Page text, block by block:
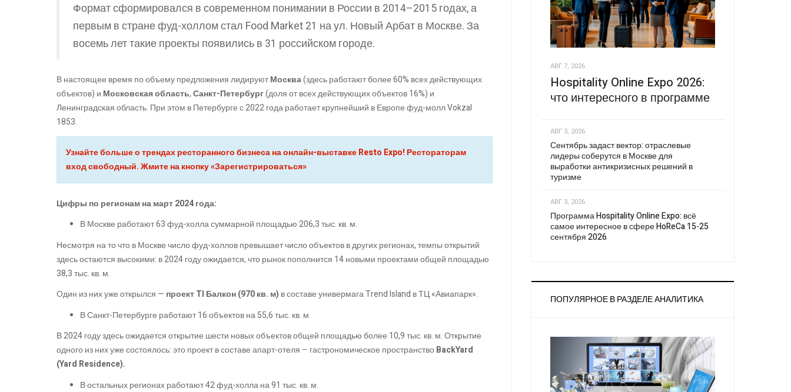
Формат сформировался в современном понимании в России в 2014–2015 годах, а
первым в стране фуд-холлом стал Food Market 21 на ул. Новый Арбат в Москве. За
восемь лет такие проекты появились в 31 российском городе.
В настоящее время по объему предложения лидируютМосква(здесь работают более 60% всех действующих
объектов) и Московская область,Санкт-Петербург(доля от всех действующих объектов 16%) и
Ленинградская область. При этом в Петербурге с 2022 года работает крупнейший в Европе фуд-молл Vokzal
1853.
Узнайте больше о трендах ресторанного бизнеса на онлайн-выставке Resto Expo! Рестораторам
вход свободный. Жмите на кнопку «Зарегистрироваться»
Цифры по регионам на март 2024 года:
В Москве работают 63 фуд-холла суммарной площадью 206,3 тыс. кв. м.
Несмотря на то что в Москве число фуд-холлов превышает число объектов в других регионах, темпы открытий
здесь остаются высокими: в 2024 году ожидается, что рынок пополнится 14 новыми проектами общей площадью
38,3 тыс. кв. м.
Один из них уже открылся — проект TI Балкон (970 кв. м) в составе универмага Trend Island в ТЦ «Авиапарк».
В Санкт-Петербурге работают 16 объектов на 55,6 тыс. кв. м.
В 2024 году здесь ожидается открытие шести новых объектов общей площадью более 10,9 тыс. кв. м. Открытие
одного из них уже состоялось: это проект в составе апарт-отеля – гастрономическое пространствоBackYard
(Yard Residence).
В остальных регионах работают 42 фуд-холла на 91 тыс. кв. м.
АВГ 7, 2026
Hospitality Online Expo 2026:
что интересного в программе
АВГ 3, 2026
Сентябрь задаст вектор: отраслевые
лидеры соберутся в Москве для
выработки антикризисных решений в
туризме
АВГ 3, 2026
Программа Hospitality Online Expo: всё
самое интересное в сфере HoReCa 15-25
сентября 2026
ПОПУЛЯРНОЕ В РАЗДЕЛЕ АНАЛИТИКА